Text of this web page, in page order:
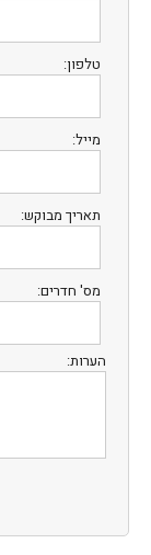
טלפון:
מייל:
תאריך מבוקש:
מס' חדרים:
הערות: